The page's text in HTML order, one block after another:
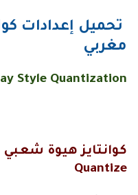
تحميل إعدادات
مغربي
Style Quantization
Quantize